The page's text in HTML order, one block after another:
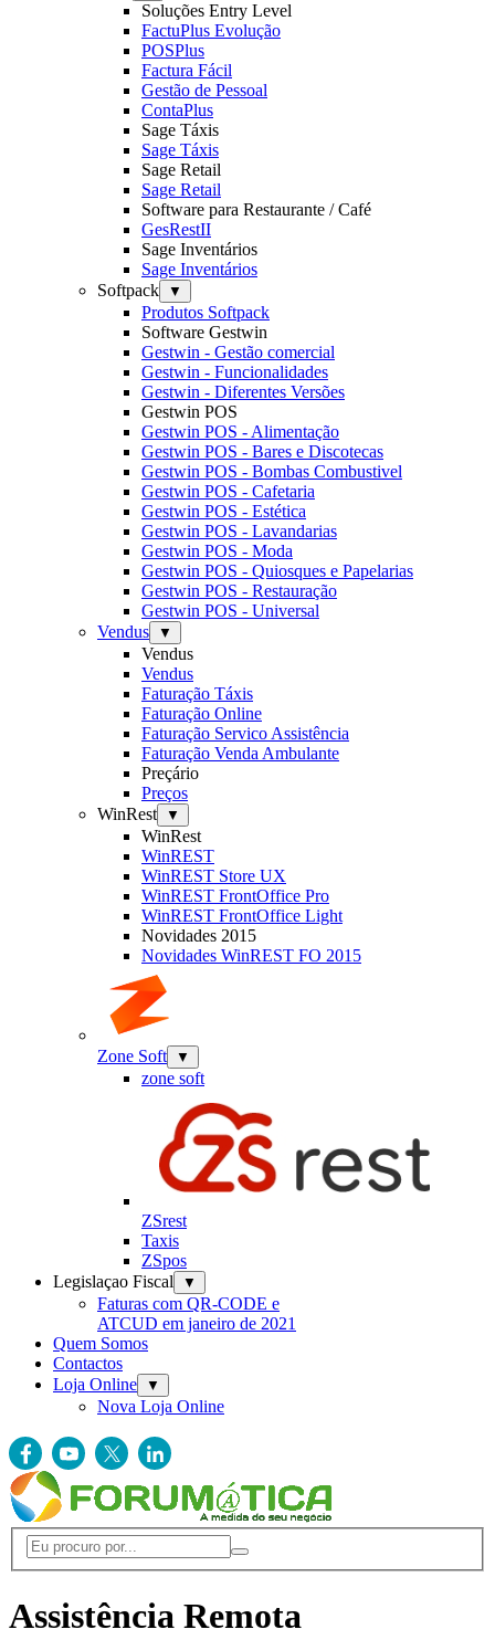
Soluções Entry Level
FactuPlus Evolução
POSPlus
Factura Fácil
Gestão de Pessoal
ContaPlus
Sage Táxis
Sage Táxis
Sage Retail
Sage Retail
Software para Restaurante / Café
GesRestII
Sage Inventários
Sage Inventários
Softpack
▼
Produtos Softpack
Software Gestwin
Gestwin - Gestão comercial
Gestwin - Funcionalidades
Gestwin - Diferentes Versões
Gestwin POS
Gestwin POS - Alimentação
Gestwin POS - Bares e Discotecas
Gestwin POS - Bombas Combustivel
Gestwin POS - Cafetaria
Gestwin POS - Estética
Gestwin POS - Lavandarias
Gestwin POS - Moda
Gestwin POS - Quiosques e Papelarias
Gestwin POS - Restauração
Gestwin POS - Universal
Vendus
▼
Vendus
Vendus
Faturação Táxis
Faturação Online
Faturação Servico Assistência
Faturação Venda Ambulante
Preçário
Preços
WinRest
▼
WinRest
WinREST
WinREST Store UX
WinREST FrontOffice Pro
WinREST FrontOffice Light
Novidades 2015
Novidades WinREST FO 2015
Zone Soft ▼
zone soft
ZSrest
Taxis
ZSpos
Legislaçao Fiscal
▼
Faturas com QR-CODE e
ATCUD em janeiro de 2021
Quem Somos
Contactos
Loja Online
▼
Nova Loja Online
Assistência Remota